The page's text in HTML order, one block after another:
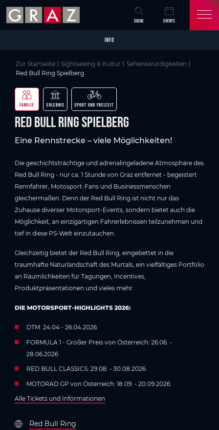
Skip to main content
Skip to table of contents
Skip to main navigation
SUCHE EVENTS
INFO
Zur Startseite Sightseeing & Kultur
Sehenswürdigkeiten
Red Bull Ring Spielberg
FAMILIE ERLEBNIS SPORT UND FREIZEIT
Red Bull Ring Spielberg
Eine Rennstrecke – viele Möglichkeiten!
Die geschichtsträchtige und adrenalingeladene Atmosphäre des
Red Bull Ring - nur ca. 1 Stunde von Graz entfernet - begeistert
Rennfahrer, Motosport-Fans und Businessmenschen
gleichermaßen. Denn der Red Bull Ring ist nicht nur das
Zuhause diverser Motorsport-Events, sondern bietet auch die
Möglichkeit, an einzigartigen Fahrerlebnissen teilzunehmen und
tief in diese PS-Welt einzutauchen.
Gleichzeitig bietet der Red Bull Ring, eingebettet in die
traumhafte Naturlandschaft des Murtals, ein vielfältiges Portfolio
an Räumlichkeiten für Tagungen, Incentives,
Produktpräsentationen und vieles mehr.
DIE MOTORSPORT-HIGHLIGHTS 2026:
DTM: 24.04 - 26.04.2026
FORMULA 1 - Großer Preis von Österreich: 26.06. -
28.06.2026
RED BULL CLASSICS: 29.08. - 30.08.2026
MOTORAD GP von Österreich: 18.09. - 20.09.2026
Alle Tickets und Informationen
Red Bull Ring